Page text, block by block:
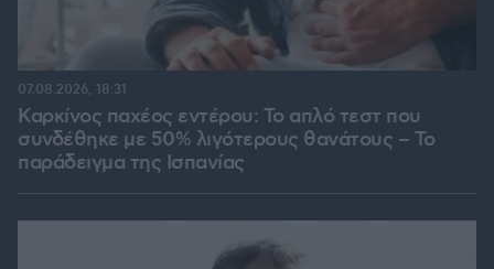
Καρκίνος παχέος εντέρου: Το απλό τεστ που
συνδέθηκε με 50% λιγότερους θανάτους – Το
παράδειγμα της Ισπανίας
07.08.2026, 18:31